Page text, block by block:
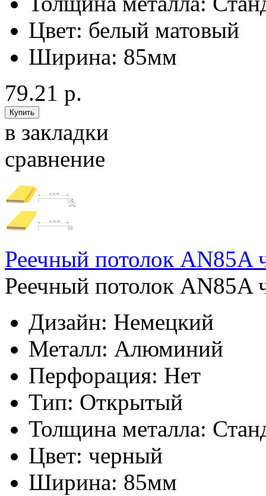
Цвет: белый матовый
Ширина: 85мм
79.21 р.
в закладки
сравнение
Реечный потолок AN85A
Реечный потолок AN85A
Дизайн: Немецкий
Металл: Алюминий
Перфорация: Нет
Тип: Открытый
Толщина металла:
Цвет: черный
Ширина: 85мм